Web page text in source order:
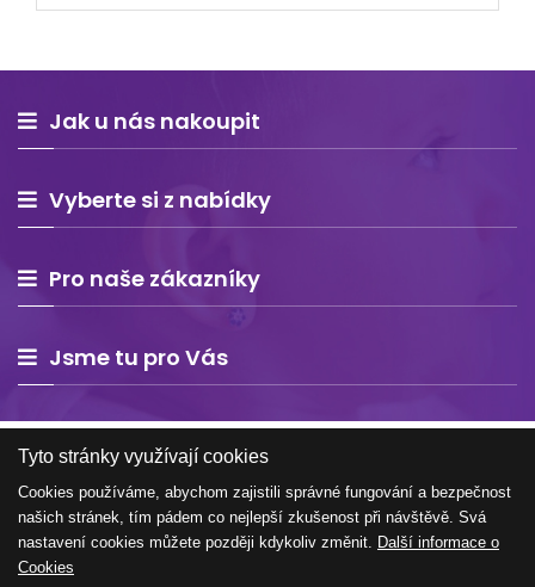
Jak u nás nakoupit
Vyberte si z nabídky
Pro naše zákazníky
Jsme tu pro Vás
Copyright © 2026 Estelle Europe s.r.o. – všechna práva
Tyto stránky využívají cookies
Cookies používáme, abychom zajistili správné fungování a bezpečnost
našich stránek, tím pádem co nejlepší zkušenost při návštěvě. Svá
nastavení cookies můžete později kdykoliv změnit. Další informace o
Cookies